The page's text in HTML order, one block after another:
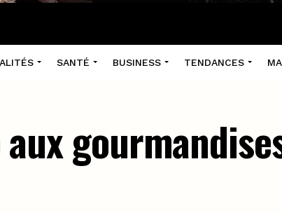
SANTÉ BUSINESS TENDANCES